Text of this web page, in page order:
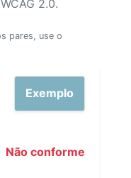
2.0.
pares, use o
Exemplo
Não conforme